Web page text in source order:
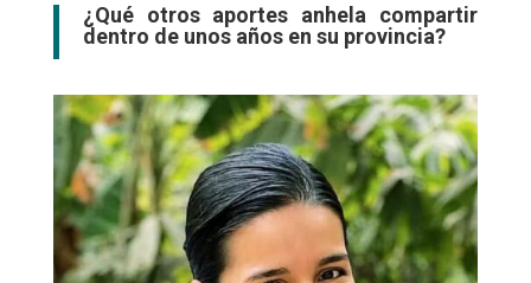
¿Qué otros aportes anhela compartir
dentro de unos años en su provincia?